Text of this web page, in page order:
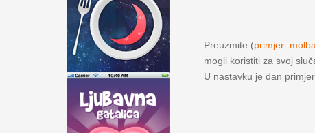
Preuzmite (
mogli koristiti za svoj
U nastavku je dan